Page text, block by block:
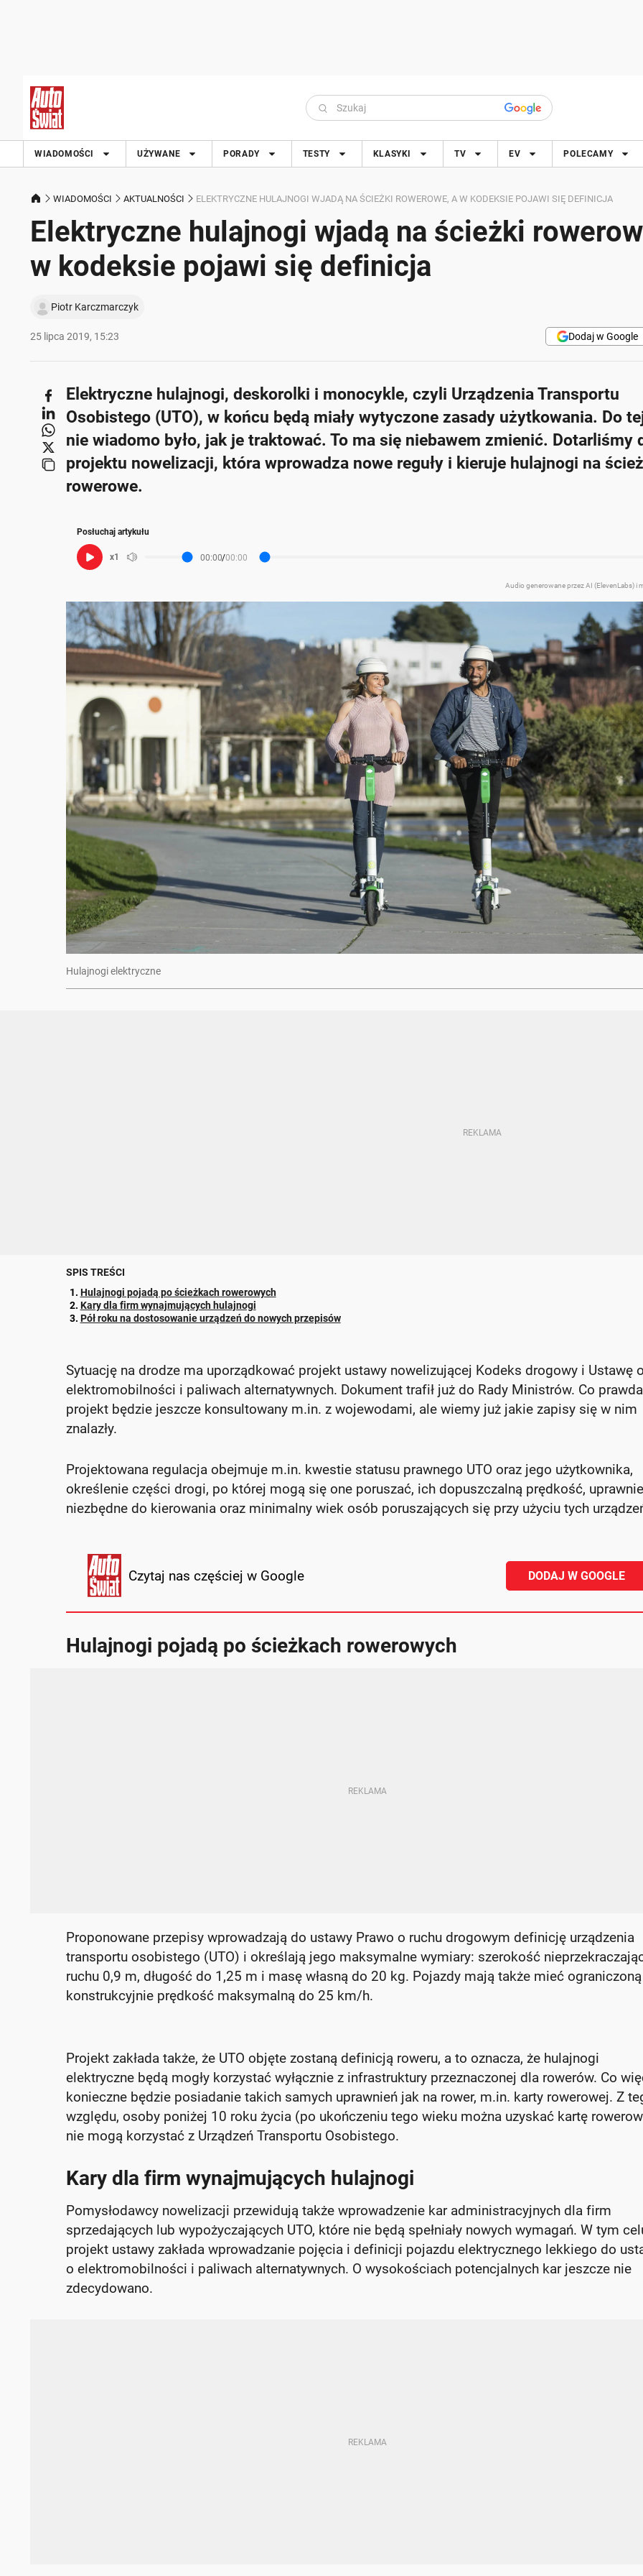
WIADOMOŚCI UŻYWANE PORADY TESTY KLASYKI TV EV POLECAMY
WIADOMOŚCI AKTUALNOŚCI ELEKTRYCZNE HULAJNOGI WJADĄ NA ŚCIEŻKI ROWEROWE, A W KODEKSIE POJAWI SIĘ DEFINICJA
Elektryczne hulajnogi wjadą na ścieżki
w kodeksie pojawi się definicja
Piotr Karczmarczyk
25 lipca 2019, 15:23 Dodaj w Google
Elektryczne hulajnogi, deskorolki i monocykle, czyli Urządzenia Transportu
Osobistego (UTO), w końcu będą miały wytyczone zasady użytkowania. Do
nie wiadomo było, jak je traktować. To ma się niebawem zmienić. Dotarliśmy
projektu nowelizacji, która wprowadza nowe reguły i kieruje hulajnogi na
rowerowe.
Posłuchaj artykułu
x1 00:00/00:00
Audio generowane przez AI (ElevenLabs) i
Hulajnogi elektryczne
SPIS TREŚCI
Hulajnogi pojadą po ścieżkach rowerowych
Kary dla firm wynajmujących hulajnogi
Pół roku na dostosowanie urządzeń do nowych przepisów
Sytuację na drodze ma uporządkować projekt ustawy nowelizującej Kodeks drogowy i Ustawę o
elektromobilności i paliwach alternatywnych. Dokument trafił już do Rady Ministrów. Co
projekt będzie jeszcze konsultowany m.in. z wojewodami, ale wiemy już jakie zapisy się w nim
znalazły.
Projektowana regulacja obejmuje m.in. kwestie statusu prawnego UTO oraz jego użytkownika,
określenie części drogi, po której mogą się one poruszać, ich dopuszczalną prędkość,
niezbędne do kierowania oraz minimalny wiek osób poruszających się przy użyciu tych
Czytaj nas częściej w Google DODAJ W GOOGLE
Hulajnogi pojadą po ścieżkach rowerowych
Proponowane przepisy wprowadzają do ustawy Prawo o ruchu drogowym definicję urządzenia
transportu osobistego (UTO) i określają jego maksymalne wymiary: szerokość
ruchu 0,9 m, długość do 1,25 m i masę własną do 20 kg. Pojazdy mają także mieć ograniczoną
konstrukcyjnie prędkość maksymalną do 25 km/h.
Projekt zakłada także, że UTO objęte zostaną definicją roweru, a to oznacza, że hulajnogi
elektryczne będą mogły korzystać wyłącznie z infrastruktury przeznaczonej dla rowerów. Co
konieczne będzie posiadanie takich samych uprawnień jak na rower, m.in. karty rowerowej. Z
względu, osoby poniżej 10 roku życia (po ukończeniu tego wieku można uzyskać kartę
nie mogą korzystać z Urządzeń Transportu Osobistego.
Kary dla firm wynajmujących hulajnogi
Pomysłodawcy nowelizacji przewidują także wprowadzenie kar administracyjnych dla firm
sprzedających lub wypożyczających UTO, które nie będą spełniały nowych wymagań. W tym
projekt ustawy zakłada wprowadzanie pojęcia i definicji pojazdu elektrycznego lekkiego do
o elektromobilności i paliwach alternatywnych. O wysokościach potencjalnych kar jeszcze nie
zdecydowano.